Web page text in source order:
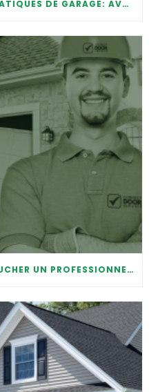
OUVRE-PORTES AUTOMATIQUES DE GARAGE: AVANTAGES ET MAINTENANCE
L’IMPORTANCE D’EMBAUCHER UN PROFESSIONNEL POUR LA RÉPARATION DE VOTRE PORTE DE GARAGE